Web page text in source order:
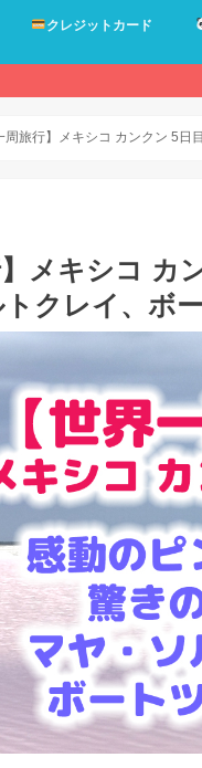
クレジットカード
周旅行】メキシコ カンクン 5
】メキシコ
クレイ、ボ